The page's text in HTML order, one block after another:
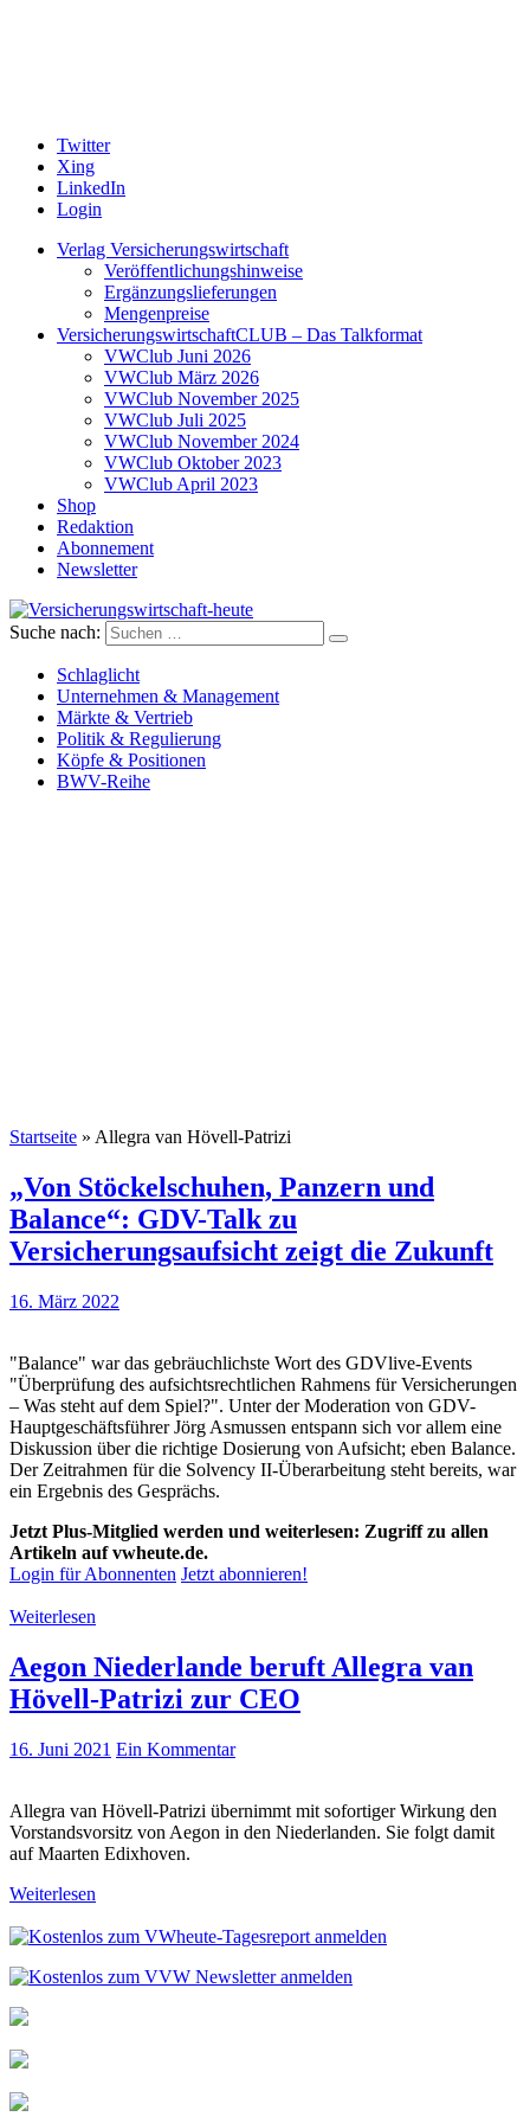
Twitter
Xing
LinkedIn
Login
Verlag Versicherungswirtschaft
Veröffentlichungshinweise
Ergänzungslieferungen
Mengenpreise
VersicherungswirtschaftCLUB – Das Talkformat
VWClub Juni 2026
VWClub März 2026
VWClub November 2025
VWClub Juli 2025
VWClub November 2024
VWClub Oktober 2023
VWClub April 2023
Shop
Redaktion
Abonnement
Newsletter
Versicherungswirtschaft-heute
Suche nach:
Schlaglicht
Unternehmen & Management
Märkte & Vertrieb
Politik & Regulierung
Köpfe & Positionen
BWV-Reihe
Startseite » Allegra van Hövell-Patrizi
„Von Stöckelschuhen, Panzern und
Balance“: GDV-Talk zu
Versicherungsaufsicht zeigt die Zukunft
16. März 2022
"Balance" war das gebräuchlichste Wort des GDV­live-Events
"Überprüfung des aufsichtsrechtlichen Rahmens für Versicherungen
– Was steht auf dem Spiel?". Unter der Moderation von GDV-
Hauptgeschäftsführer Jörg Asmussen entspann sich vor allem eine
Diskussion über die richtige Dosierung von Aufsicht; eben Balance.
Der Zeitrahmen für die Solvency II-Überarbeitung steht bereits, war
ein Ergebnis des Gesprächs.
Jetzt Plus-Mitglied werden und weiterlesen: Zugriff zu allen
Artikeln auf vwheute.de.
Login für Abonnenten Jetzt abonnieren!
Weiterlesen
Aegon Niederlande beruft Allegra van
Hövell-Patrizi zur CEO
16. Juni 2021 Ein Kommentar
Allegra van Hövell-Patrizi übernimmt mit sofortiger Wirkung den
Vorstandsvorsitz von Aegon in den Niederlanden. Sie folgt damit
auf Maarten Edixhoven.
Weiterlesen